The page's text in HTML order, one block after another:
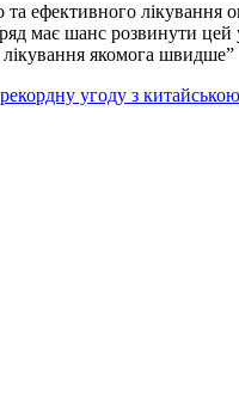
та ефективного
має шанс розвинути
лікування якомога швидше”
угоду з